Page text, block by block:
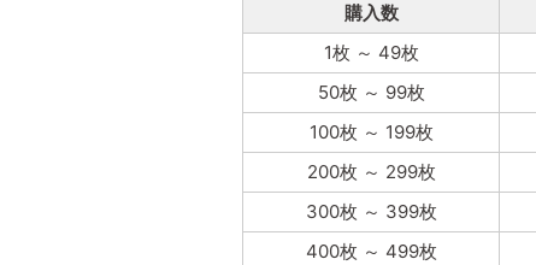
購入数
1枚 ～ 49枚
50枚 ～ 99枚
100枚 ～ 199枚
200枚 ～ 299枚
300枚 ～ 399枚
400枚 ～ 499枚